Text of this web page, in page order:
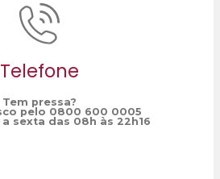
Telefone
Tem pressa?
pelo 0800 600 0005
sexta das 08h às 22h16